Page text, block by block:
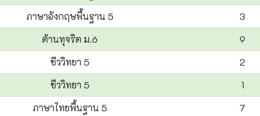
ภาษาอังกฤษพื้นฐาน 5 3
ต้านทุจริต ม.6 9
ชีววิทยา 5 2
ชีววิทยา 5 1
ภาษาไทยพื้นฐาน 5 7